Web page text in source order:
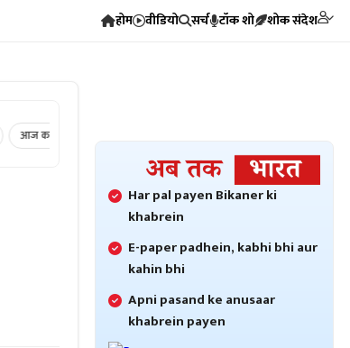
होम वीडियो सर्च टॉक शो शोक संदेश
राशिफल ›
Har pal payen Bikaner ki
khabrein
E-paper padhein, kabhi bhi aur
kahin bhi
Apni pasand ke anusaar
khabrein payen